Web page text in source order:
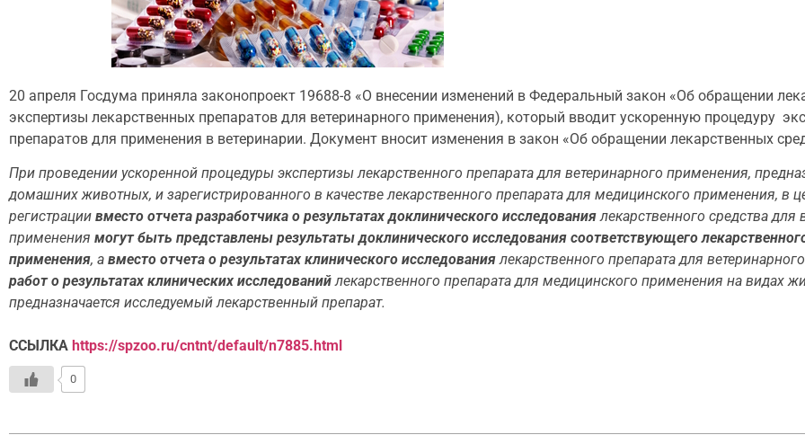
20 апреля Госдума приняла законопроект 19688-8 «О внесении изменений в Федеральный закон «Об обращении
экспертизы лекарственных препаратов для ветеринарного применения), который вводит ускоренную процедуру
препаратов для применения в ветеринарии. Документ вносит изменения в закон «Об обращении лекарственных
При проведении ускоренной процедуры экспертизы лекарственного препарата для ветеринарного применения,
домашних животных, и зарегистрированного в качестве лекарственного препарата для медицинского применения, в
регистрации вместо отчета разработчика о результатах доклинического исследованиялекарственного средства для
применения могут быть представлены результаты доклинического исследования соответствующего
применения, а вместо отчета о результатах клинического исследованиялекарственного препарата для
работ о результатах клинических исследованийлекарственного препарата для медицинского применения на видах
предназначается исследуемый лекарственный препарат.
ССЫЛКА https://spzoo.ru/cntnt/default/n7885.html
0